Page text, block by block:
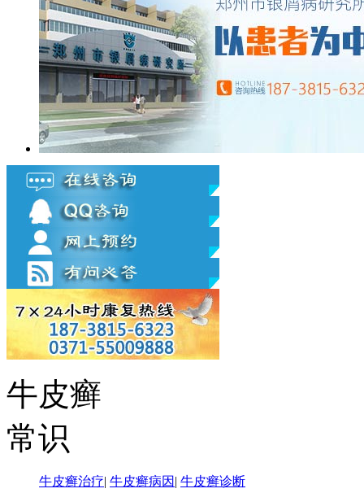
牛皮癣
常识
牛皮癣治疗| 牛皮癣病因 | 牛皮癣诊断